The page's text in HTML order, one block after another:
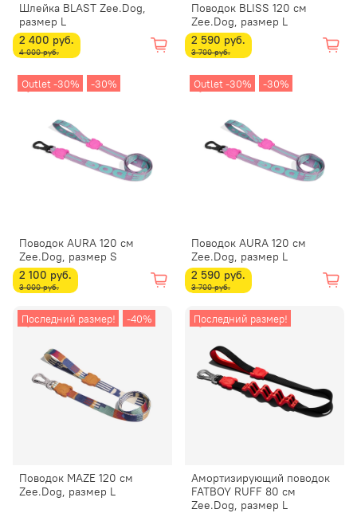
Шлейка BLAST Zee.Dog,
размер L
2 400 руб.
4 000 руб.
Поводок BLISS 120 см
Zee.Dog, размер L
2 590 руб.
3 700 руб.
Outlet -30% -30%
Поводок AURA 120 см
Zee.Dog, размер S
2 100 руб.
3 000 руб.
Outlet -30% -30%
Поводок AURA 120 см
Zee.Dog, размер L
2 590 руб.
3 700 руб.
Последний размер! -40%
Поводок MAZE 120 см
Zee.Dog, размер L
Последний размер!
Амортизирующий поводок
FATBOY RUFF 80 см
Zee.Dog, размер L